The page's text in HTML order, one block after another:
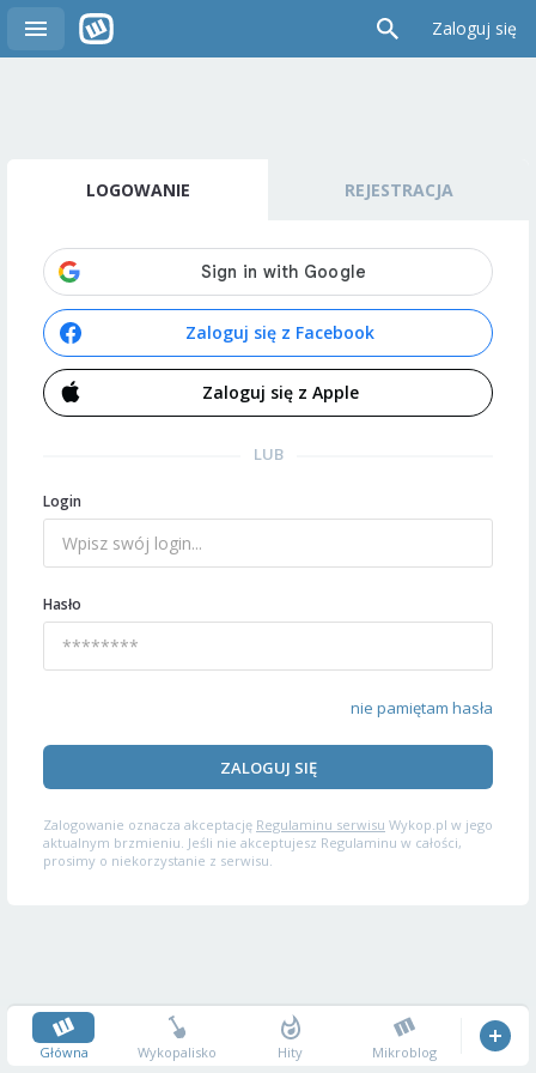
Zaloguj się
LOGOWANIE REJESTRACJA
Zaloguj się z Facebook
Zaloguj się z Apple
LUB
Login
Hasło
nie pamiętam hasła
ZALOGUJ SIĘ
Zalogowanie oznacza akceptację Regulaminu serwisu Wykop.pl w jego
aktualnym brzmieniu. Jeśli nie akceptujesz Regulaminu w całości,
prosimy o niekorzystanie z serwisu.
Główna Wykopalisko Hity Mikroblog